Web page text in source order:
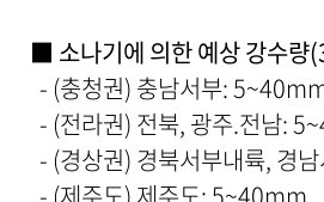
■ 소나기에 의한 예상 강수량
- (충청권) 충남서부:
- (전라권) 전북, 광주.전남:
- (경상권) 경북서부내륙, 경